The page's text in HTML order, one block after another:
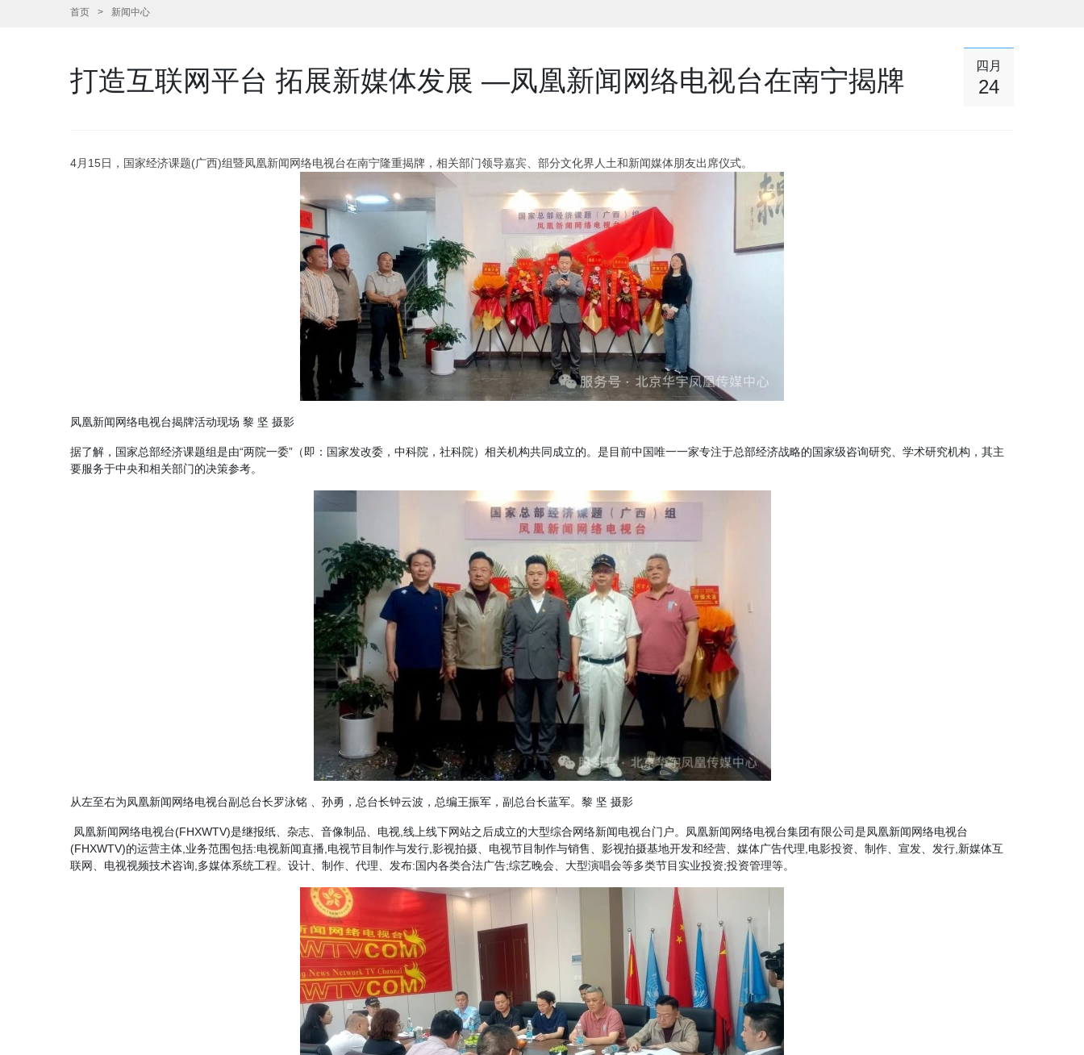
首页 新闻中心
打造互联网平台 拓展新媒体发展 —凤凰新闻网络电视台在南宁揭牌 四月
24
4月15日，国家经济课题(广西)组暨凤凰新闻网络电视台在南宁隆重揭牌，相关部门领导嘉宾、部分文化界人土和新闻媒体朋友出席仪式。
凤凰新闻网络电视台揭牌活动现场 黎 坚 摄影
据了解，国家总部经济课题组是由“两院一委”（即：国家发改委，中科院，社科院）相关机构共同成立的。是目前中国唯一一家专注于总部经济战略的国家级咨询研究、学术研究机构，其主
要服务于中央和相关部门的决策参考。
从左至右为凤凰新闻网络电视台副总台长罗泳铭 、孙勇，总台长钟云波，总编王振军，副总台长蓝军。黎 坚 摄影
凤凰新闻网络电视台(FHXWTV)是继报纸、杂志、音像制品、电视,线上线下网站之后成立的大型综合网络新闻电视台门户。凤凰新闻网络电视台集团有限公司是凤凰新闻网络电视台
(FHXWTV)的运营主体,业务范围包括:电视新闻直播,电视节目制作与发行,影视拍摄、电视节目制作与销售、影视拍摄基地开发和经营、媒体广告代理,电影投资、制作、宣发、发行,新媒体互
联网、电视视频技术咨询,多媒体系统工程。设计、制作、代理、发布:国内各类合法广告;综艺晚会、大型演唱会等多类节目实业投资;投资管理等。